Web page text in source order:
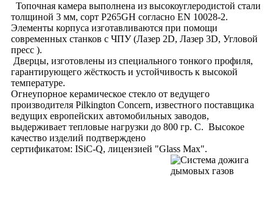
Топочная камера выполнена из высокоуглеродистой стали
толщиной 3 мм, сорт P265GH согласно EN 10028-2.
Элементы корпуса изготавливаются при помощи
современных станков с ЧПУ (Лазер 2D, Лазер 3D, Угловой
пресс ).
Дверцы, изготовлены из специального тонкого профиля,
гарантирующего жёсткость и устойчивость к высокой
температуре.
Огнеупорное керамическое стекло от ведущего
производителя Pilkington Concern, известного поставщика
ведущих европейских автомобильных заводов,
выдерживает тепловые нагрузки до 800 гр. С. Высокое
качество изделий подтверждено
сертификатом: ISiC-Q, лицензией "Glass Max".